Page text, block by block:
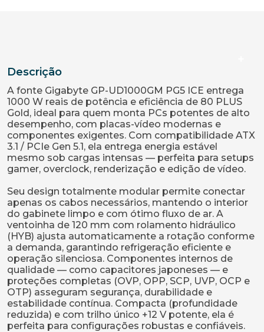
Descrição
A fonte Gigabyte GP-UD1000GM PG5 ICE entrega
1000 W reais de potência e eficiência de 80 PLUS
Gold, ideal para quem monta PCs potentes de alto
desempenho, com placas-vídeo modernas e
componentes exigentes. Com compatibilidade ATX
3.1 / PCIe Gen 5.1, ela entrega energia estável
mesmo sob cargas intensas — perfeita para setups
gamer, overclock, renderização e edição de vídeo.
Seu design totalmente modular permite conectar
apenas os cabos necessários, mantendo o interior
do gabinete limpo e com ótimo fluxo de ar. A
ventoinha de 120 mm com rolamento hidráulico
(HYB) ajusta automaticamente a rotação conforme
a demanda, garantindo refrigeração eficiente e
operação silenciosa. Componentes internos de
qualidade — como capacitores japoneses — e
proteções completas (OVP, OPP, SCP, UVP, OCP e
OTP) asseguram segurança, durabilidade e
estabilidade contínua. Compacta (profundidade
reduzida) e com trilho único +12 V potente, ela é
perfeita para configurações robustas e confiáveis.